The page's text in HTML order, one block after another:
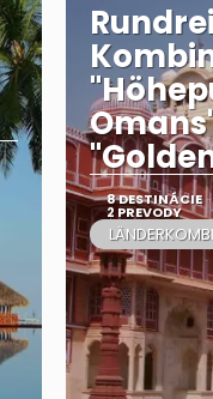
8 DESTINÁCIE
2 PREVODY